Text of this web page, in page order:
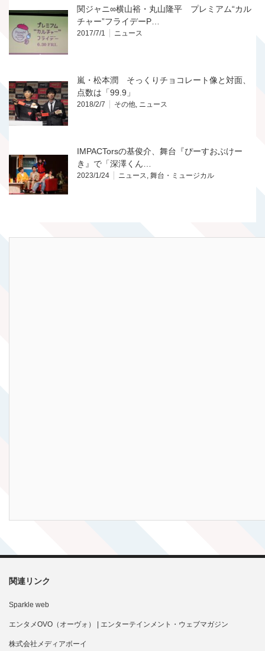
関ジャニ∞横山裕・丸山隆平 プレミアム“カル
チャー”フライデーP…
2017/7/1 ニュース
嵐・松本潤 そっくりチョコレート像と対面、
点数は「99.9」
2018/2/7 その他 ニュース
IMPACTorsの基俊介、舞台『ぴーすおぶけー
き』で「深澤くん…
2023/1/24 ニュース 舞台・ミュージカル
関連リンク
Sparkle web
エンタメOVO（オーヴォ） | エンターテインメント・ウェブマガジン
株式会社メディアボーイ